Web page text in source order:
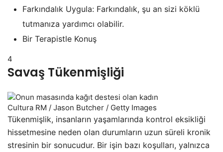
Farkındalık Uygula: Farkındalık, şu an sizi köklü
tutmanıza yardımcı olabilir.
Bir Terapistle Konuş
4
Savaş Tükenmişliği
Cultura RM / Jason Butcher / Getty Images
Tükenmişlik, insanların yaşamlarında kontrol eksikliği
hissetmesine neden olan durumların uzun süreli kronik
stresinin bir sonucudur. Bir işin bazı koşulları, yalnızca